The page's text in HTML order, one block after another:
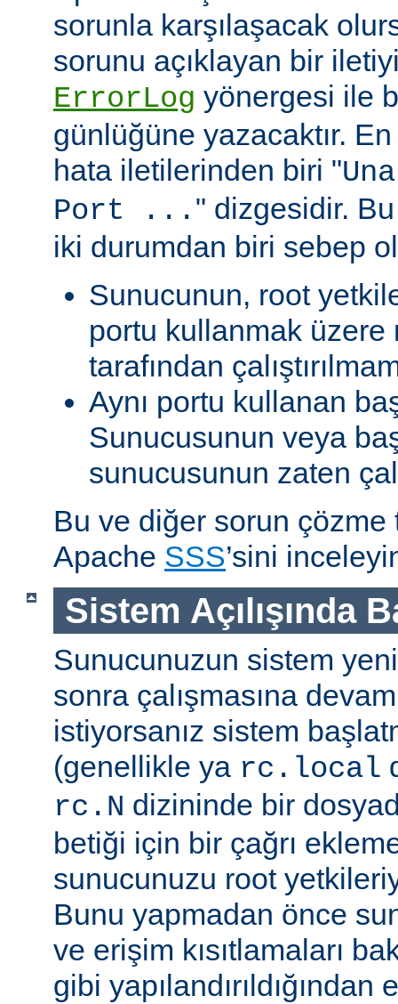
sorunla karşılaşacak
sorunu açıklayan bir
ErrorLog yönergesi ile
günlüğüne yazacaktır. En
hata iletilerinden biri "
Port ... " dizgesidir.
iki durumdan biri sebep
Sunucunun, root
portu kullanmak üzere
tarafından
Aynı portu kullanan
Sunucusunun veya
sunucusunun zaten
Bu ve diğer sorun çözme
Apache SSS’sini
Sistem Açılışında
Sunucunuzun sistem
sonra çalışmasına
istiyorsanız sistem
(genellikle ya rc.local
rc.N dizininde bir
betiği için bir çağrı
sunucunuzu root
Bunu yapmadan önce
ve erişim kısıtlamaları
gibi